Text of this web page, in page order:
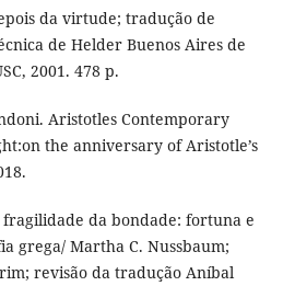
da virtude; tradução de
de Helder Buenos Aires de
2001. 478 p.
Aristotles Contemporary
the anniversary of Aristotle’s
fragilidade da bondade: fortuna e
grega/ Martha C. Nussbaum;
revisão da tradução Aníbal